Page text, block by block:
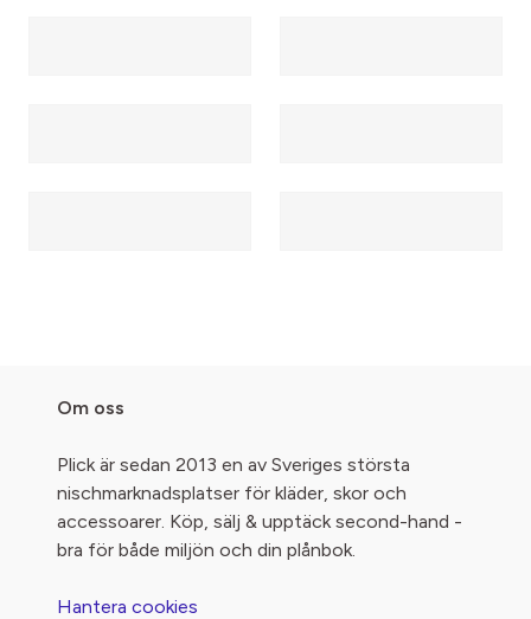
Om oss
Plick är sedan 2013 en av Sveriges största
nischmarknadsplatser för kläder, skor och
accessoarer. Köp, sälj & upptäck second-hand -
bra för både miljön och din plånbok.
Hantera cookies